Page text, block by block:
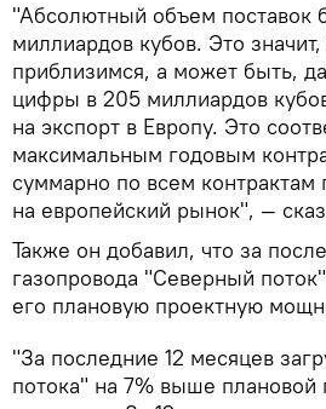
"Абсолютный объем поставок
миллиардов кубов. Это
приблизимся, а может быть,
цифры в 205 миллиардов
на экспорт в Европу. Это
максимальным годовым
суммарно по всем контрактам
на европейский рынок", —
Также он добавил, что за
газопровода "Северный
его плановую проектную
"За последние 12 месяцев
потока" на 7% выше плановой